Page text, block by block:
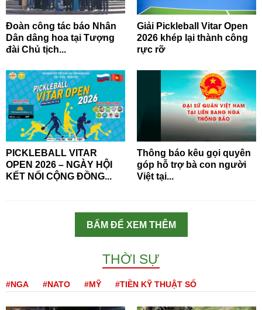
Đoàn công tác báo Nhân
Dân dâng hoa tại Tượng
đài Chủ tịch...
Giải Pickleball Vitar Open
2026 khép lại thành công
rực rỡ
PICKLEBALL VITAR
OPEN 2026 – NGÀY HỘI
KẾT NỐI CỘNG ĐỒNG...
Thông báo kêu gọi quyên
góp hỗ trợ bà con người
Việt tại...
BẤM ĐỂ XEM THÊM
THỜI SỰ
#NGA #NATO #MỸ #TIỀN KỸ THUẬT SỐ